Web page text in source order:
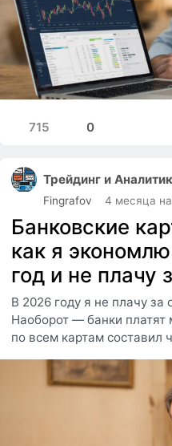
715 0
Трейдинг и
Fingrafov 4 месяца
Банковские
как я
год и не плачу
В 2026 году я не плачу
Наоборот — банки
по всем картам составил